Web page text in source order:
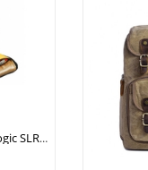
Balo máy ảnh Case Logic SLRC 206